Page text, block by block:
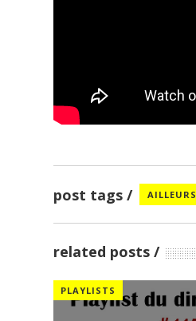
post tags AILLEURS
related posts
PLAYLISTS